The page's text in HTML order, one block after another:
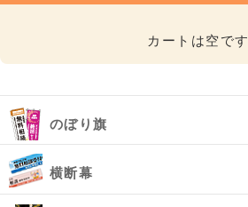
カートは空です
のぼり旗
横断幕